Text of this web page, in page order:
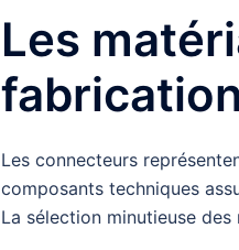
Les
Les connecteurs
composants techniques
La sélection minutieuse